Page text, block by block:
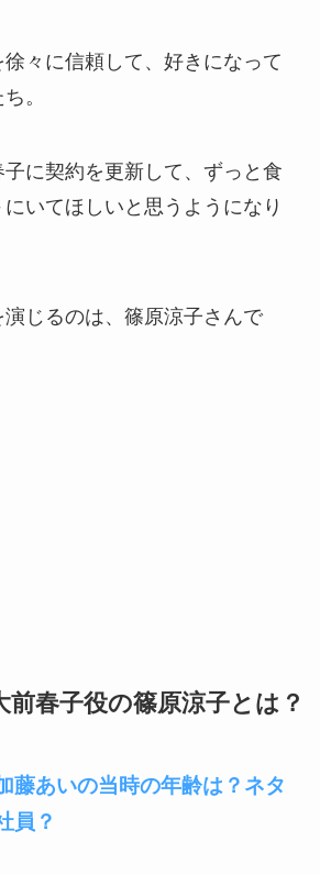
々に信頼して、好きになって
。
に契約を更新して、ずっと食
いてほしいと思うようになり
じるのは、篠原涼子さんで
春子役の篠原涼子とは？
藤あいの当時の年齢は？ネタ
員？